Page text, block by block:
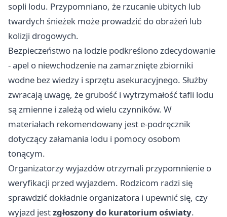
sopli lodu. Przypomniano, że rzucanie ubitych lub
twardych śnieżek może prowadzić do obrażeń lub
kolizji drogowych.
Bezpieczeństwo na lodzie podkreślono zdecydowanie
- apel o niewchodzenie na zamarznięte zbiorniki
wodne bez wiedzy i sprzętu asekuracyjnego. Służby
zwracają uwagę, że grubość i wytrzymałość tafli lodu
są zmienne i zależą od wielu czynników. W
materiałach rekomendowany jest e-podręcznik
dotyczący załamania lodu i pomocy osobom
tonącym.
Organizatorzy wyjazdów otrzymali przypomnienie o
weryfikacji przed wyjazdem. Rodzicom radzi się
sprawdzić dokładnie organizatora i upewnić się, czy
wyjazd jestzgłoszony do kuratorium oświaty.